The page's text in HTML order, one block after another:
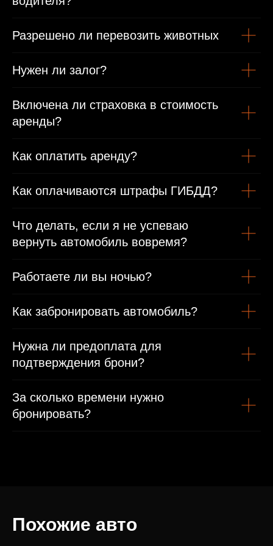
Разрешено ли перевозить животных
Нужен ли залог?
Включена ли страховка в стоимость
аренды?
Как оплатить аренду?
Как оплачиваются штрафы ГИБДД?
Что делать, если я не успеваю
вернуть автомобиль вовремя?
Работаете ли вы ночью?
Как забронировать автомобиль?
Нужна ли предоплата для
подтверждения брони?
За сколько времени нужно
бронировать?
Похожие авто